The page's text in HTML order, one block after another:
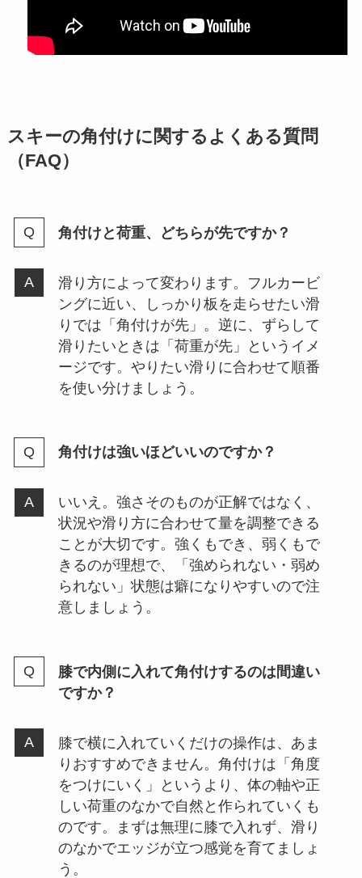
スキーの角付けに関するよくある質問
（FAQ）
角付けと荷重、どちらが先ですか？
滑り方によって変わります。フルカービ
ングに近い、しっかり板を走らせたい滑
りでは「角付けが先」。逆に、ずらして
滑りたいときは「荷重が先」というイメ
ージです。やりたい滑りに合わせて順番
を使い分けましょう。
角付けは強いほどいいのですか？
いいえ。強さそのものが正解ではなく、
状況や滑り方に合わせて量を調整できる
ことが大切です。強くもでき、弱くもで
きるのが理想で、「強められない・弱め
られない」状態は癖になりやすいので注
意しましょう。
膝で内側に入れて角付けするのは間違い
ですか？
膝で横に入れていくだけの操作は、あま
りおすすめできません。角付けは「角度
をつけにいく」というより、体の軸や正
しい荷重のなかで自然と作られていくも
のです。まずは無理に膝で入れず、滑り
のなかでエッジが立つ感覚を育てましょ
う。